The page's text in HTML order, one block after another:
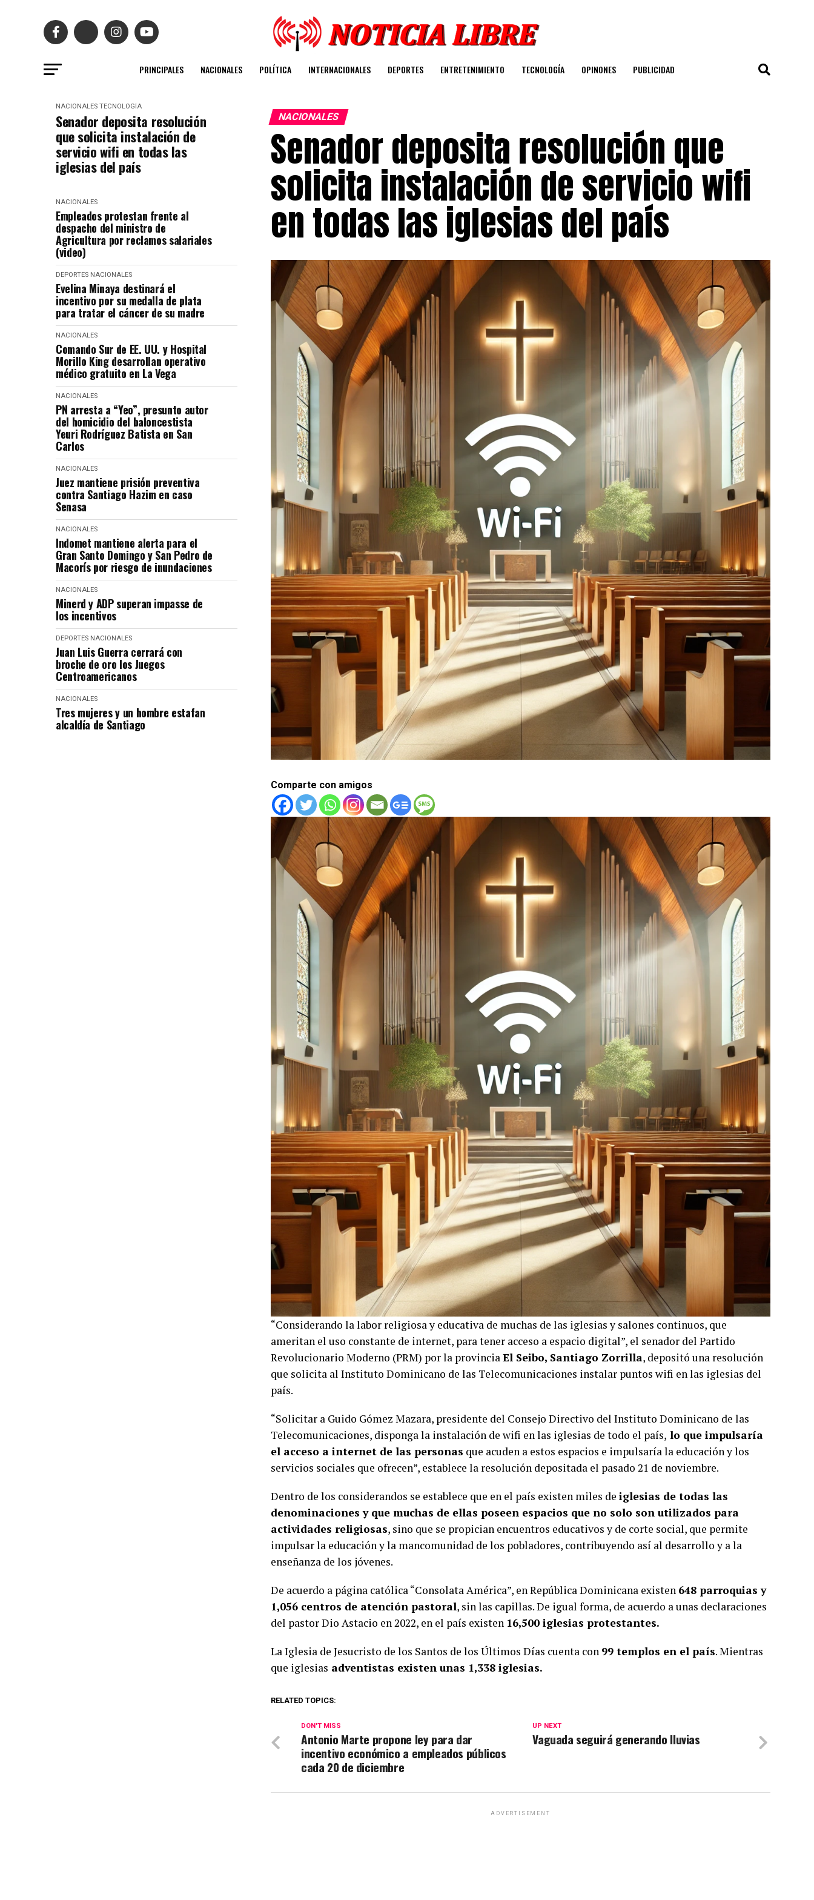
PRINCIPALES NACIONALES POLÍTICA INTERNACIONALES DEPORTES ENTRETENIMIENTO TECNOLOGÍA OPINONES PUBLICIDAD
NACIONALES TECNOLOGÍA
Senador deposita resolución
que solicita instalación de
servicio wifi en todas las
iglesias del país
NACIONALES
Empleados protestan frente al
despacho del ministro de
Agricultura por reclamos salariales
(video)
DEPORTES NACIONALES
Evelina Minaya destinará el
incentivo por su medalla de plata
para tratar el cáncer de su madre
NACIONALES
Comando Sur de EE. UU. y Hospital
Morillo King desarrollan operativo
médico gratuito en La Vega
NACIONALES
PN arresta a “Yeo”, presunto autor
del homicidio del baloncestista
Yeuri Rodríguez Batista en San
Carlos
NACIONALES
Juez mantiene prisión preventiva
contra Santiago Hazim en caso
Senasa
NACIONALES
Indomet mantiene alerta para el
Gran Santo Domingo y San Pedro de
Macorís por riesgo de inundaciones
NACIONALES
Minerd y ADP superan impasse de
los incentivos
DEPORTES NACIONALES
Juan Luis Guerra cerrará con
broche de oro los Juegos
Centroamericanos
NACIONALES
Tres mujeres y un hombre estafan
alcaldía de Santiago
NACIONALES
Senador deposita resolución que
solicita instalación de servicio wifi
en todas las iglesias del país
Comparte con amigos
“Considerando la labor religiosa y educativa de muchas de las iglesias y salones continuos, que
ameritan el uso constante de internet, para tener acceso a espacio digital”, el senador del Partido
Revolucionario Moderno (PRM) por la provinciaEl Seibo, Santiago Zorrilla, depositó una resolución
que solicita al Instituto Dominicano de las Telecomunicaciones instalar puntos wifi en las iglesias del
país.
“Solicitar a Guido Gómez Mazara, presidente del Consejo Directivo del Instituto Dominicano de las
Telecomunicaciones, disponga la instalación de wifi en las iglesias de todo el país, lo que impulsaría
el acceso a internet de las personas que acuden a estos espacios e impulsaría la educación y los
servicios sociales que ofrecen”, establece la resolución depositada el pasado 21 de noviembre.
Dentro de los considerandos se establece que en el país existen miles de iglesias de todas las
denominaciones y que muchas de ellas poseen espacios que no solo son utilizados para
actividades religiosas, sino que se propician encuentros educativos y de corte social, que permite
impulsar la educación y la mancomunidad de los pobladores, contribuyendo así al desarrollo y a la
enseñanza de los jóvenes.
De acuerdo a página católica “Consolata América”, en República Dominicana existen 648 parroquias y
1,056 centros de atención pastoral, sin las capillas. De igual forma, de acuerdo a unas declaraciones
del pastor Dio Astacio en 2022, en el país existen 16,500 iglesias protestantes.
La Iglesia de Jesucristo de los Santos de los Últimos Días cuenta con 99 templos en el país. Mientras
que iglesias adventistas existen unas 1,338 iglesias.
RELATED TOPICS:
UP NEXT
Vaguada seguirá generando lluvias
DON'T MISS
Antonio Marte propone ley para dar
incentivo económico a empleados públicos
cada 20 de diciembre
ADVERTISEMENT